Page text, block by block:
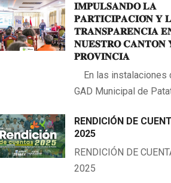
𝐈𝐌𝐏𝐔𝐋𝐒𝐀𝐍𝐃𝐎 𝐋𝐀
𝐏𝐀𝐑𝐓𝐈𝐂𝐈𝐏𝐀𝐂𝐈𝐎́𝐍 𝐘
𝐓𝐑𝐀𝐍𝐒𝐏𝐀𝐑𝐄𝐍𝐂𝐈𝐀
𝐍𝐔𝐄𝐒𝐓𝐑𝐎 𝐂𝐀𝐍𝐓𝐎𝐍
𝐏𝐑𝐎𝐕𝐈𝐍𝐂𝐈𝐀
En las instalaciones
GAD Municipal de
RENDICIÓN DE
2025
RENDICIÓN DE
2025